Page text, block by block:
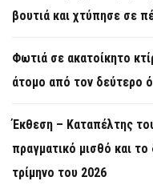
βουτιά και χτύπησε σε
Φωτιά σε ακατοίκητο
άτομο από τον δεύτερο
Έκθεση – Καταπέλτης
πραγματικό μισθό και
τρίμηνο του 2026